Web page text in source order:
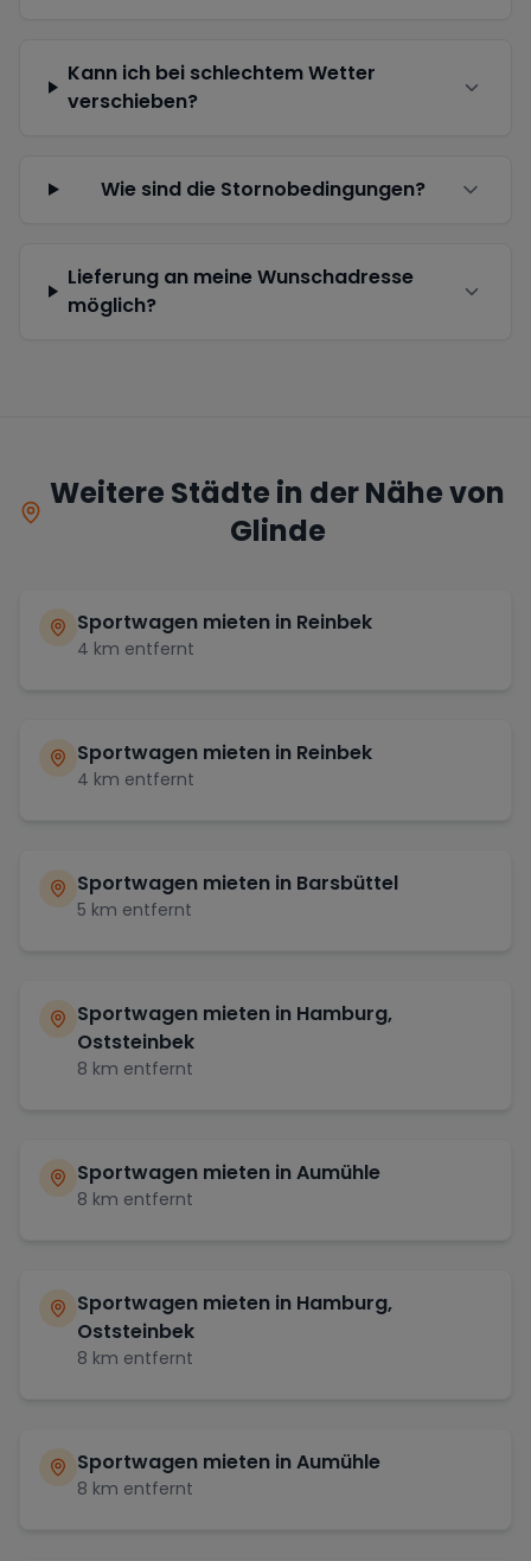
Kann ich bei schlechtem Wetter
verschieben?
Wie sind die Stornobedingungen?
Lieferung an meine Wunschadresse
möglich?
Weitere Städte in der Nähe von
Glinde
Sportwagen mieten in Reinbek
4 km entfernt
Sportwagen mieten in Reinbek
4 km entfernt
Sportwagen mieten in Barsbüttel
5 km entfernt
Sportwagen mieten in Hamburg,
Oststeinbek
8 km entfernt
Sportwagen mieten inAumühle
8 km entfernt
Sportwagen mieten in Hamburg,
Oststeinbek
8 km entfernt
Sportwagen mieten inAumühle
8 km entfernt